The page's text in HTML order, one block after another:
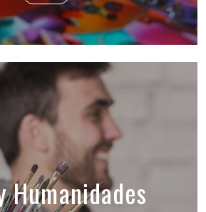
Humanidades